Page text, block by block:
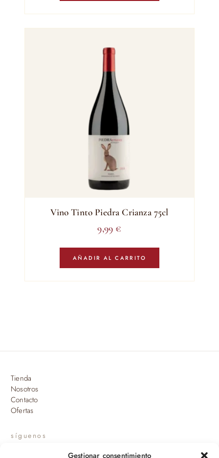
Gestionar consentimiento
Vino Tinto Piedra Crianza 75cl
9,99 €
AÑADIR AL CARRITO
Tienda
Nosotros
Contacto
Ofertas
síguenos